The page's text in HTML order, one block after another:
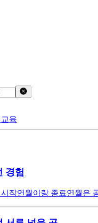
육
경험
작연월이랑 종료연월은